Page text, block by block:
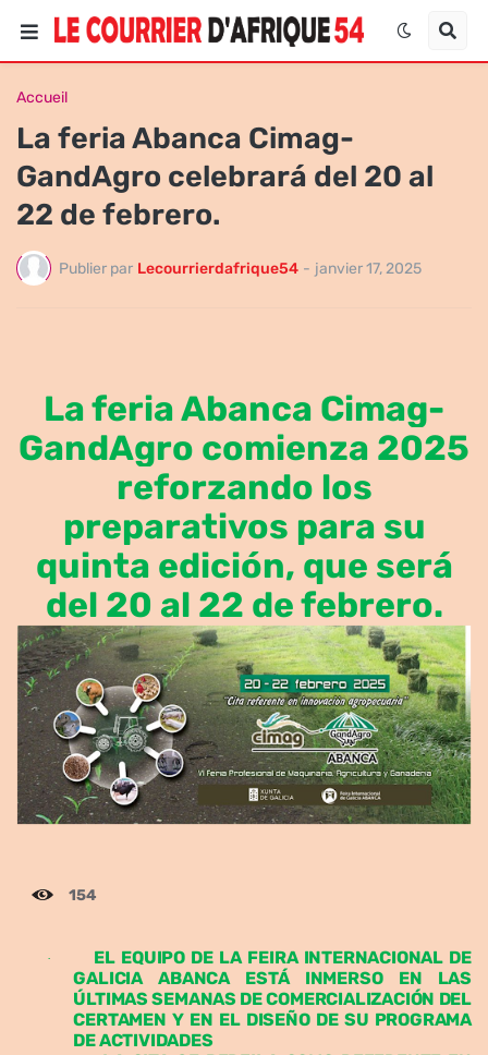
Accueil
La feria Abanca Cimag-
GandAgro celebrará del 20 al
22 de febrero.
Publier par Lecourrierdafrique54 - janvier 17, 2025
La feria Abanca Cimag-
GandAgro comienza 2025
reforzando los
preparativos para su
quinta edición, que será
del 20 al 22 de febrero.
154
·
EL EQUIPO DE LA FEIRA INTERNACIONAL DE
GALICIA ABANCA ESTÁ INMERSO EN LAS
ÚLTIMAS SEMANAS DE COMERCIALIZACIÓN DEL
CERTAMEN Y EN EL DISEÑO DE SU PROGRAMA
DE ACTIVIDADES